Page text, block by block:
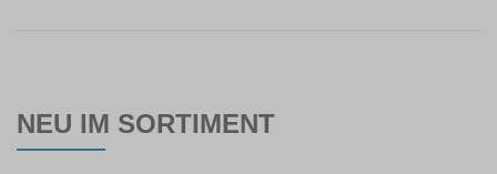
NEU IM SORTIMENT